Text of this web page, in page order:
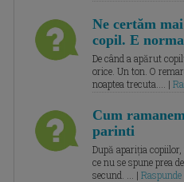
Ne certăm
copil. E
De când a apărut
orice. Un ton. O
noaptea trecuta.... |
Cum
parinti
După apariția
ce nu se spune prea
secund. ... |